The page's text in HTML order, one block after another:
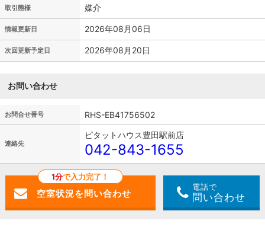
取引態様 媒介
情報更新日 2026年08月06日
次回更新予定日 2026年08月20日
お問い合わせ
お問合せ番号 RHS-EB41756502
連絡先
ピタットハウス豊田駅前店
042-843-1655
1分で入力完了！
電話で
問い合わせ